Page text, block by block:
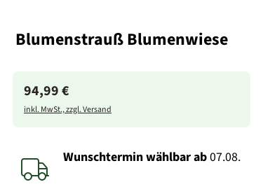
Blumenstrauß Blumenwiese
94,99 €
inkl. MwSt., zzgl. Versand
Wunschtermin wählbarab07.08.